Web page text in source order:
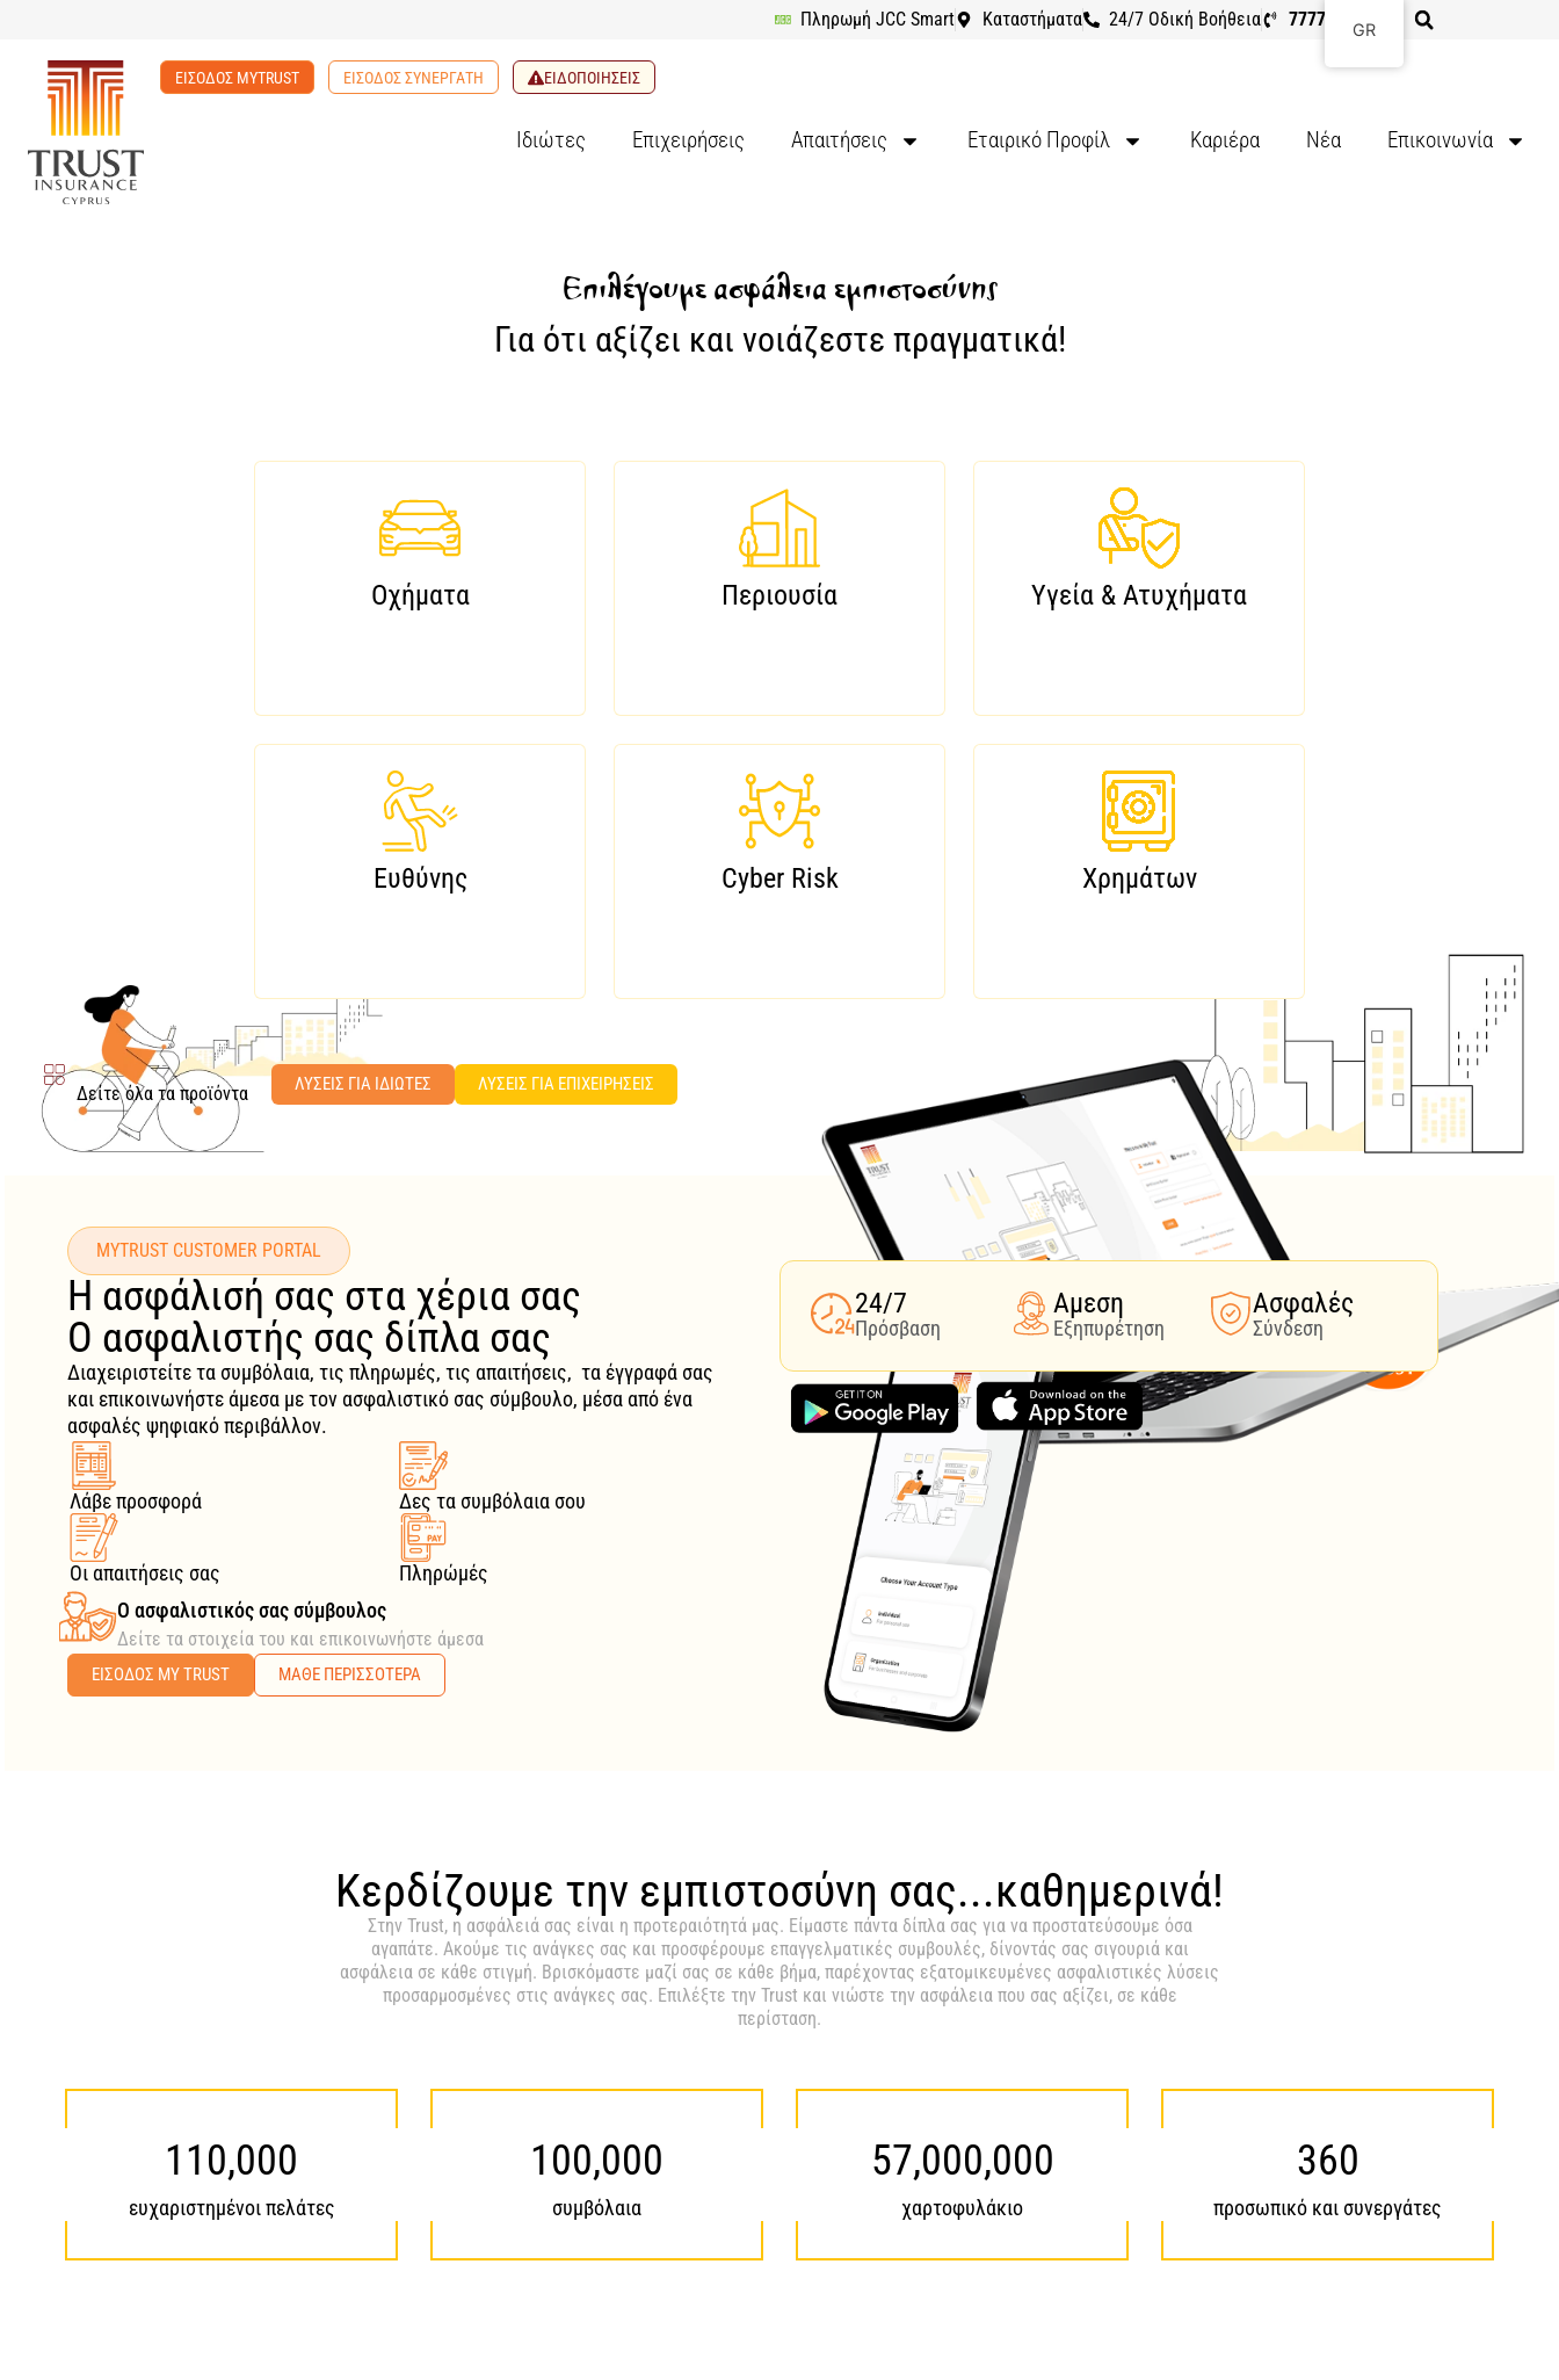
Πληρωμή JCC Smart Καταστήματα 24/7 Οδική Βοήθεια 7777 8107
ΕΙΣΟΔΟΣ MYTRUST ΕΙΣΟΔΟΣ ΣΥΝΕΡΓΑΤΗ ΕΙΔΟΠΟΙΗΣΕΙΣ
Ιδιώτες Επιχειρήσεις Απαιτήσεις Εταιρικό Προφίλ Καριέρα Νέα Επικοινωνία
Επιλέγουμε ασφάλεια εμπιστοσύνης
Για ότι αξίζει και νοιάζεστε πραγματικά!
Οχήματα Περιουσία Υγεία & Ατυχήματα
Ευθύνης Cyber Risk Χρημάτων
Δείτε όλα τα προϊόντα ΛΥΣΕΙΣ ΓΙΑ ΙΔΙΩΤΕΣ ΛΥΣΕΙΣ ΓΙΑ ΕΠΙΧΕΙΡΗΣΕΙΣ
MYTRUST CUSTOMER PORTAL
Η ασφάλισή σας στα χέρια σας
Ο ασφαλιστής σας δίπλα σας
Διαχειριστείτε τα συμβόλαια, τις πληρωμές, τις απαιτήσεις, τα έγγραφά σας
και επικοινωνήστε άμεσα με τον ασφαλιστικό σας σύμβουλο, μέσα από ένα
ασφαλές ψηφιακό περιβάλλον.
Λάβε προσφορά Δες τα συμβόλαια σου
Οι απαιτήσεις σας
Πληρώμές
O ασφαλιστικός σας σύμβουλος
Δείτε τα στοιχεία του και επικοινωνήστε άμεσα
ΕΙΣΟΔΟΣ MY TRUST ΜΑΘΕ ΠΕΡΙΣΣΟΤΕΡΑ
24/7
Πρόσβαση
Αμεση
Εξηπυρέτηση
Ασφαλές
Σύνδεση
Κερδίζουμε την εμπιστοσύνη σας...καθημερινά!
Στην Trust, η ασφάλειά σας είναι η προτεραιότητά μας. Είμαστε πάντα δίπλα σας για να προστατεύσουμε όσα
αγαπάτε. Ακούμε τις ανάγκες σας και προσφέρουμε επαγγελματικές συμβουλές, δίνοντάς σας σιγουριά και
ασφάλεια σε κάθε στιγμή. Βρισκόμαστε μαζί σας σε κάθε βήμα, παρέχοντας εξατομικευμένες ασφαλιστικές λύσεις
προσαρμοσμένες στις ανάγκες σας. Επιλέξτε την Trust και νιώστε την ασφάλεια που σας αξίζει, σε κάθε
περίσταση.
ευχαριστημένοι πελάτες
110,000
συμβόλαια
100,000
χαρτοφυλάκιο
57,000,000
προσωπικό και συνεργάτες
360
GR